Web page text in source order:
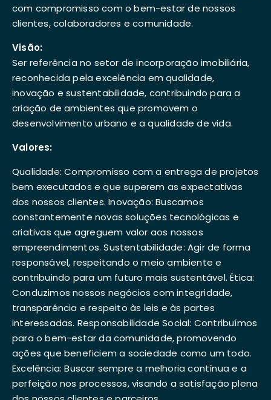
com compromisso com o bem-estar de nossos
clientes, colaboradores e comunidade.
Visão:
Ser referência no setor de incorporação imobiliária,
reconhecida pela excelência em qualidade,
inovação e sustentabilidade, contribuindo para a
criação de ambientes que promovem o
desenvolvimento urbano e a qualidade de vida.
Valores:
Qualidade: Compromisso com a entrega de projetos
bem executados e que superem as expectativas
dos nossos clientes. Inovação: Buscamos
constantemente novas soluções tecnológicas e
criativas que agreguem valor aos nossos
empreendimentos. Sustentabilidade: Agir de forma
responsável, respeitando o meio ambiente e
contribuindo para um futuro mais sustentável. Ética:
Conduzimos nossos negócios com integridade,
transparência e respeito às leis e às partes
interessadas. Responsabilidade Social: Contribuímos
para o bem-estar da comunidade, promovendo
ações que beneficiem a sociedade como um todo.
Excelência: Buscar sempre a melhoria contínua e a
perfeição nos processos, visando a satisfação plena